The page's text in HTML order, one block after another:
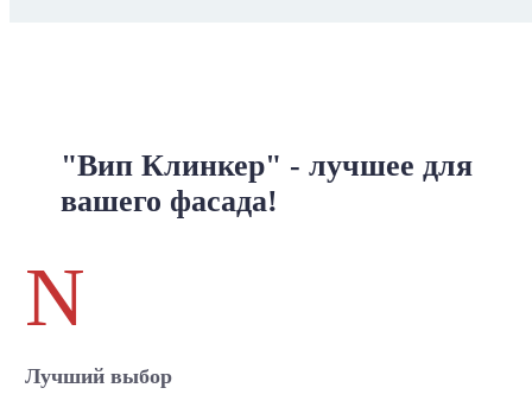
"Вип Клинкер" - лучшее для
вашего фасада!
N
Лучший выбор